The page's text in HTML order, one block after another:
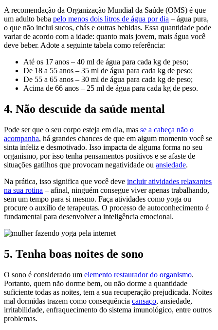
A recomendação da Organização Mundial da Saúde (OMS) é que
um adulto beba pelo menos dois litros de água por dia – água pura,
o que não inclui sucos, chás e outras bebidas. Essa quantidade pode
variar de acordo com a idade: quanto mais jovem, mais água você
deve beber. Adote a seguinte tabela como referência:
Até os 17 anos – 40 ml de água para cada kg de peso;
De 18 a 55 anos – 35 ml de água para cada kg de peso;
De 55 a 65 anos – 30 ml de água para cada kg de peso;
Acima de 66 anos – 25 ml de água para cada kg de peso.
4. Não descuide da saúde mental
Pode ser que o seu corpo esteja em dia, mas se a cabeça não o
acompanha, há grandes chances de que em algum momento você se
sinta infeliz e desmotivado. Isso impacta de alguma forma no seu
organismo, por isso tenha pensamentos positivos e se afaste de
situações gatilhos que provocam negatividade ou ansiedade.
Na prática, isso significa que você deve incluir atividades relaxantes
na sua rotina – afinal, ninguém consegue viver apenas trabalhando,
sem um tempo para si mesmo. Faça atividades como yoga ou
procure o auxílio de terapeutas. O processo de autoconhecimento é
fundamental para desenvolver a inteligência emocional.
5. Tenha boas noites de sono
O sono é considerado um elemento restaurador do organismo.
Portanto, quem não dorme bem, ou não dorme a quantidade
suficiente todas as noites, tem a sua recuperação prejudicada. Noites
mal dormidas trazem como consequência cansaço, ansiedade,
irritabilidade, enfraquecimento do sistema imunológico, entre outros
problemas.